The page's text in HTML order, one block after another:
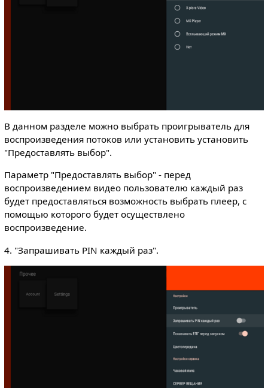
В данном разделе можно выбрать проигрыватель для
воспроизведения потоков или установить установить
"Предоставлять выбор".
Параметр "Предоставлять выбор" - перед
воспроизведением видео пользователю каждый раз
будет предоставляться возможность выбрать плеер, с
помощью которого будет осуществлено
воспроизведение.
4. "Запрашивать PIN каждый раз".